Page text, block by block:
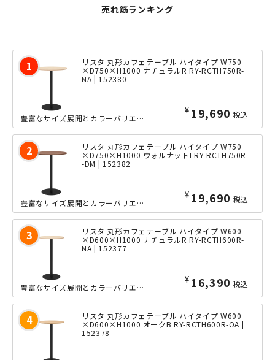
売れ筋ランキング
リスタ 丸形カフェテーブル ハイタイプ W750
×D750×H1000 ナチュラルR RY-RCTH750R-
NA | 152380
¥ 19,690 税込
豊富なサイズ展開とカラーバリエーションが特徴の「リスタ」シリーズのカフェテーブル...
リスタ 丸形カフェテーブル ハイタイプ W750
×D750×H1000 ウォルナットI RY-RCTH750R
-DM | 152382
¥ 19,690 税込
豊富なサイズ展開とカラーバリエーションが特徴の「リスタ」シリーズのカフェテーブル...
リスタ 丸形カフェテーブル ハイタイプ W600
×D600×H1000 ナチュラルR RY-RCTH600R-
NA | 152377
¥ 16,390 税込
豊富なサイズ展開とカラーバリエーションが特徴の「リスタ」シリーズのカフェテーブル...
リスタ 丸形カフェテーブル ハイタイプ W600
×D600×H1000 オークB RY-RCTH600R-OA |
152378